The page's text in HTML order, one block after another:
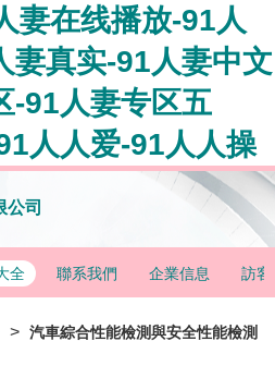
妻在线播放-91人
妻真实-91人妻中文
-91人妻专区五
人人爱-91人人操
公司
全 聯系我們 企業信息 訪客
> 汽車綜合性能檢測與安全性能檢測